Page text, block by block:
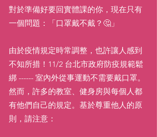
對於準備好要回實體課的你，現在只有
一個問題：「口罩戴不戴？🤔」
由於疫情規定時常調整，也許讓人感到
不知所措！11/2 台北市政府防疫規範鬆
綁 ------ 室內外從事運動不需要戴口罩。
然而，許多的教室、健身房與每個人都
有他們自己的規定。基於尊重他人的原
則，請注意：